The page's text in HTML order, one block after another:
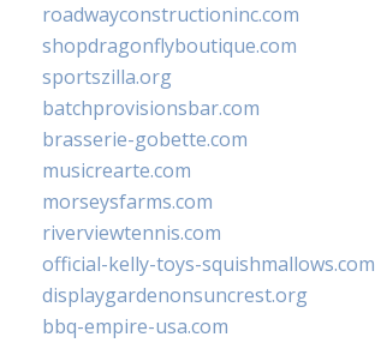
roadwayconstructioninc.com
shopdragonflyboutique.com
sportszilla.org
batchprovisionsbar.com
brasserie-gobette.com
musicrearte.com
morseysfarms.com
riverviewtennis.com
official-kelly-toys-squishmallows.com
displaygardenonsuncrest.org
bbq-empire-usa.com